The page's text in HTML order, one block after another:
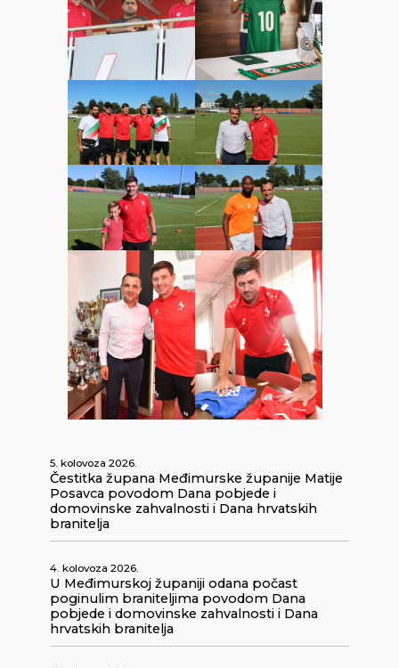
5. kolovoza 2026.
Čestitka župana Međimurske županije Matije
Posavca povodom Dana pobjede i
domovinske zahvalnosti i Dana hrvatskih
branitelja
4. kolovoza 2026.
U Međimurskoj županiji odana počast
poginulim braniteljima povodom Dana
pobjede i domovinske zahvalnosti i Dana
hrvatskih branitelja